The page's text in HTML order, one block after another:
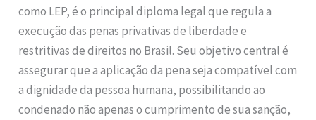
como LEP, é o principal diploma legal que regula a
execução das penas privativas de liberdade e
restritivas de direitos no Brasil. Seu objetivo central é
assegurar que a aplicação da pena seja compatível com
a dignidade da pessoa humana, possibilitando ao
condenado não apenas o cumprimento de sua sanção,